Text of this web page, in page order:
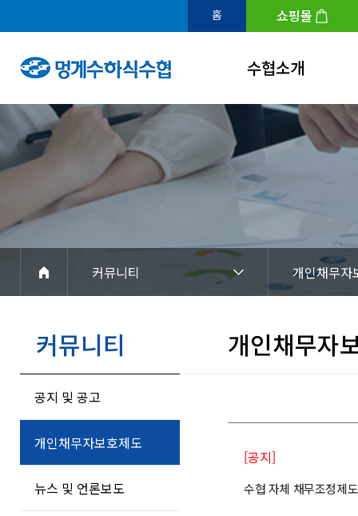
홈 쇼핑몰
수협소개
인사말
연혁
조직도
아이덴티티
경영공시
커뮤니티
개인채무자
커뮤니티
공지 및 공고
개인채무자보호제도
뉴스 및 언론보도
개인채무자
[공지]
수협 자체 채무조정제